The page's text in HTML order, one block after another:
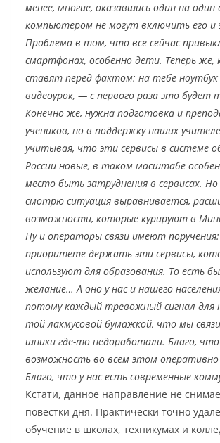
менее, многие, оказавшись один на один
компьютером не могут включить его и
Проблема в том, что все сейчас
смартфонах, особенно дети. Теперь же,
ставят перед фактом: на тебе
видеоурок, — с первого раза это будет
Конечно же, нужна подготовка и
учеников, но в поддержку наших
учитывая, что эти сервисы в системе
России новые, в таком масштабе
место быть затруднения в сервисах. Но
смотрю ситуация выравнивается,
возможности, которые курируют в
Ну и операторы связи имеют
приоритете держать эти сервисы,
используют для образования. То есть
желание… А оно у нас и нашего
потому каждый тревожный сигнал для
той лакмусовой бумажкой, что мы
шники где-то недоработали. Благо,
возможность во всем этом
Благо, что у нас есть современные
Кстати, данное направление не
повестки дня. Практически точно
обучение в школах, техникумах и